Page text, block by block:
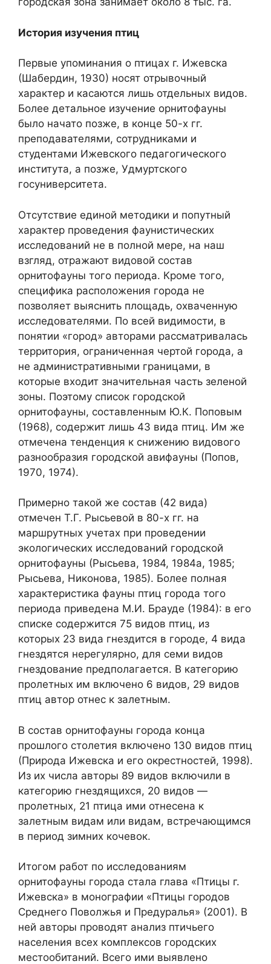
История изучения птиц
Первые упоминания о птицах г. Ижевска
(Шабердин, 1930) носят отрывочный
характер и касаются лишь отдельных видов.
Более детальное изучение орнитофауны
было начато позже, в конце 50-х гг.
преподавателями, сотрудниками и
студентами Ижевского педагогического
института, а позже, Удмуртского
госуниверситета.
Отсутствие единой методики и попутный
характер проведения фаунистических
исследований не в полной мере, на наш
взгляд, отражают видовой состав
орнитофауны того периода. Кроме того,
специфика расположения города не
позволяет выяснить площадь, охваченную
исследователями. По всей видимости, в
понятии «город» авторами рассматривалась
территория, ограниченная чертой города, а
не административными границами, в
которые входит значительная часть зеленой
зоны. Поэтому список городской
орнитофауны, составленным Ю.К. Поповым
(1968), содержит лишь 43 вида птиц. Им же
отмечена тенденция к снижению видового
разнообразия городской авифауны (Попов,
1970, 1974).
Примерно такой же состав (42 вида)
отмечен Т.Г. Рысьевой в 80-х гг. на
маршрутных учетах при проведении
экологических исследований городской
орнитофауны (Рысьева, 1984, 1984а, 1985;
Рысьева, Никонова, 1985). Более полная
характеристика фауны птиц города того
периода приведена М.И. Брауде (1984): в его
списке содержится 75 видов птиц, из
которых 23 вида гнездится в городе, 4 вида
гнездятся нерегулярно, для семи видов
гнездование предполагается. В категорию
пролетных им включено 6 видов, 29 видов
птиц автор отнес к залетным.
В состав орнитофауны города конца
прошлого столетия включено 130 видов птиц
(Природа Ижевска и его окрестностей, 1998).
Из их числа авторы 89 видов включили в
категорию гнездящихся, 20 видов —
пролетных, 21 птица ими отнесена к
залетным видам или видам, встречающимся
в период зимних кочевок.
Итогом работ по исследованиям
орнитофауны города стала глава «Птицы г.
Ижевска» в монографии «Птицы городов
Среднего Поволжья и Предуралья» (2001). В
ней авторы проводят анализ птичьего
населения всех комплексов городских
местообитаний. Всего ими выявлено